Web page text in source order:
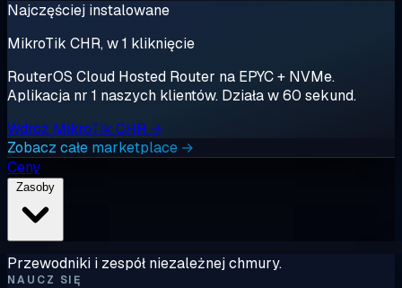
Najczęściej instalowane
MikroTik CHR, w 1 kliknięcie
RouterOS Cloud Hosted Router na EPYC + NVMe.
Aplikacja nr 1 naszych klientów. Działa w 60 sekund.
Wdróż MikroTik CHR →
Zobacz całe marketplace →
Ceny
Przewodniki i zespół niezależnej chmury.
NAUCZ SIĘ